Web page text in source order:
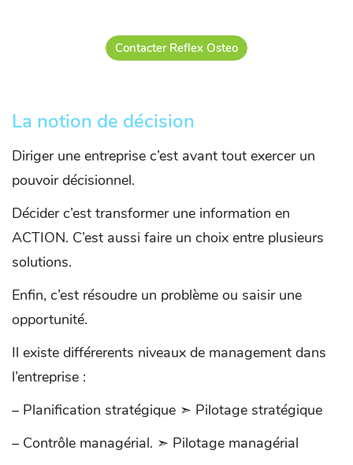
Contacter Reflex Osteo
La notion de décision
Diriger une entreprise c’est avant tout exercer un
pouvoir décisionnel.
Décider c’est transformer une information en
ACTION. C’est aussi faire un choix entre plusieurs
solutions.
Enfin, c’est résoudre un problème ou saisir une
opportunité.
Il existe différerents niveaux de management dans
l’entreprise :
– Planification stratégique ➣ Pilotage stratégique
– Contrôle managérial. ➣ Pilotage managérial